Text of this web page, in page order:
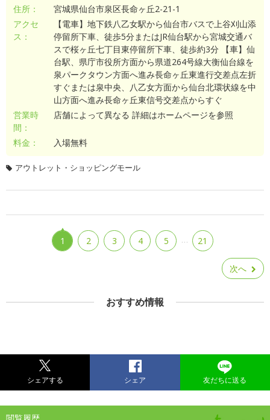
住所：
宮城県仙台市泉区長命ヶ丘2-21-1
アクセ
ス：
【電車】地下鉄八乙女駅から仙台市バスで上谷刈山添
停留所下車、徒歩5分またはJR仙台駅から宮城交通バ
スで桜ヶ丘七丁目東停留所下車、徒歩約3分 【車】仙
台駅、県庁市役所方面から県道264号線大衡仙台線を
泉パークタウン方面へ進み長命ヶ丘東進行交差点左折
すぐまたは泉中央、八乙女方面から仙台北環状線を中
山方面へ進み長命ヶ丘東信号交差点からすぐ
営業時
間：
店舗によって異なる 詳細はホームページを参照
料金： 入場無料
アウトレット・ショッピングモール
1 2 3 4 5 … 21
次へ
おすすめ情報
シェアする シェア 友だちに送る